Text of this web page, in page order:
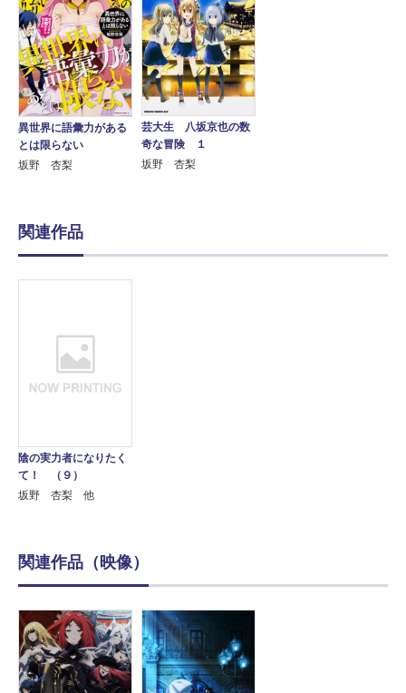
異世界に語彙力がある
とは限らない
坂野 杏梨
芸大生 八坂京也の数
奇な冒険 １
坂野 杏梨
関連作品
陰の実力者になりたく
て！ （９）
坂野 杏梨 他
関連作品（映像）